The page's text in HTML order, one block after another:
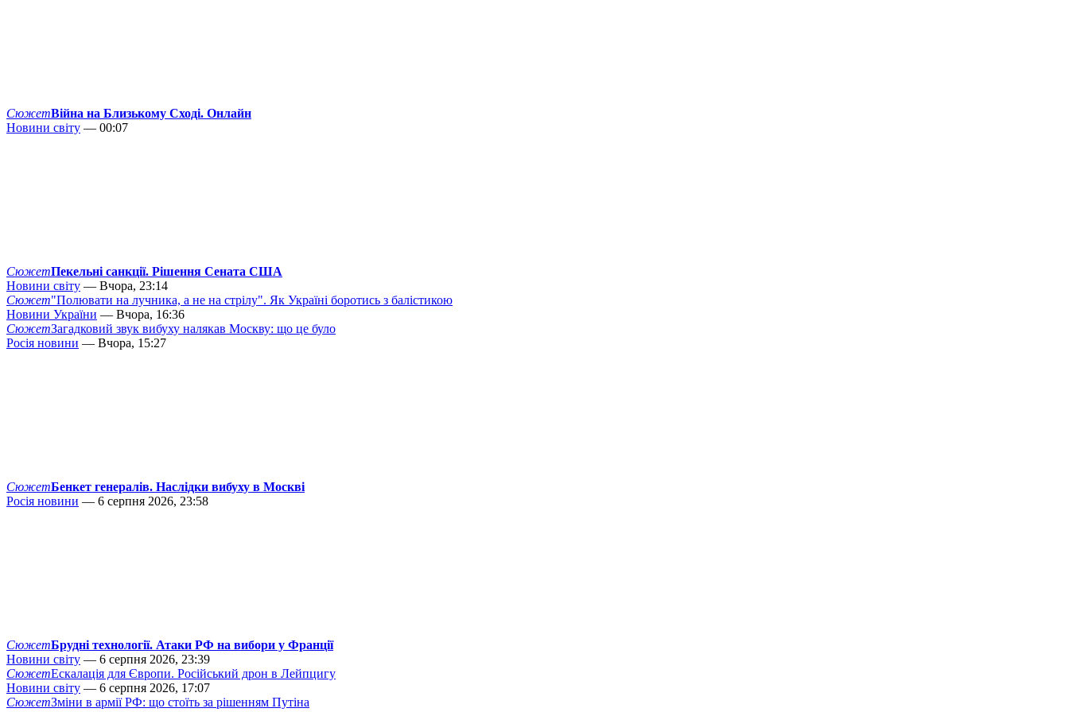
СюжетВійна на Близькому Сході. Онлайн
Новини світу — 00:07
СюжетПекельні санкції. Рішення Сената США
Новини світу — Вчора, 23:14
Сюжет"Полювати на лучника, а не на стрілу". Як Україні боротись з балістикою
Новини України — Вчора, 16:36
СюжетЗагадковий звук вибуху налякав Москву: що це було
Росія новини — Вчора, 15:27
СюжетБенкет генералів. Наслідки вибуху в Москві
Росія новини — 6 серпня 2026, 23:58
СюжетБрудні технології. Атаки РФ на вибори у Франції
Новини світу — 6 серпня 2026, 23:39
СюжетЕскалація для Європи. Російський дрон в Лейпцигу
Новини світу — 6 серпня 2026, 17:07
СюжетЗміни в армії РФ: що стоїть за рішенням Путіна